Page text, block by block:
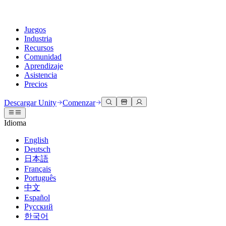
Juegos
Industria
Recursos
Comunidad
Aprendizaje
Asistencia
Precios
Motor de Unity
Crea juegos 2D y 3D para cualquier plataforma
Colaboración
Colabora e itera rápidamente con tu equipo
Descargar Unity
Planes y precios
Implementar
Multiplataforma
Colaboración 3D
Construye y revisa proyectos 3D en tiempo real
Capacitación envolvente
Capacitación en entornos envolventes
Experiencias del cliente
Crea experiencias interactivas en 3D
Industrias
Fabricación
Documentación
Herramientas para desarrolladores
Versiones de lanzamiento y rastreador de problemas
Hoja de ruta
Revisar características próximas
Glosario
Discusiones
Eventos
Eventos globales y locales
Historias de la comunidad
Hecho con Unity
Presentando a los creadores de Unity
Unity Learn
Domina las habilidades de Unity de forma gratuita
Capacitación profesional
Mejora tu equipo con entrenadores de Unity
¿No tienes experiencia con Unity?
Primeros pasos
Pon en marcha tu aprendizaje
Rutas esenciales de Unity
Obtener ayuda
Ayudándote a tener éxito con Unity
Planes de éxito
Alcanza tus metas más rápido con soporte experto
PREGUNTAS FRECUENTES
Respuestas a preguntas comunes
Contáctanos
Conéctate con nuestro equipo
Descargar Unity Comenzar
Idioma
English
Deutsch
日本語
Français
Português
中文
Español
Русский
한국어